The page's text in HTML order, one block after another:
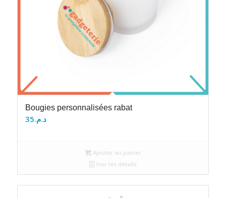
Bougies personnalisées rabat
د.م.35
Ajouter au panier
Voir les détails